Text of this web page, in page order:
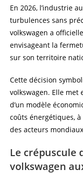
En 2026, l’industrie
turbulences sans
volkswagen a
envisageant la
sur son territoire
Cette décision
volkswagen. Elle
d’un modèle
coûts énergétiques,
des acteurs
Le crépuscule
volkswagen